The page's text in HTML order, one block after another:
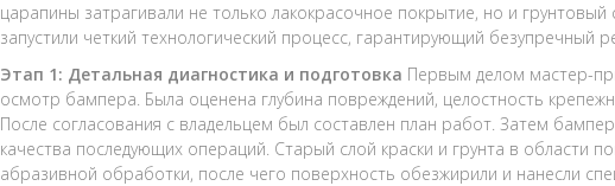
царапины затрагивали не только лакокрасочное покрытие, но и
запустили четкий технологический процесс, гарантирующий безупречный
Этап 1: Детальная диагностика и подготовка Первым делом мастер-
осмотр бампера. Была оценена глубина повреждений, целостность
После согласования с владельцем был составлен план работ. Затем
качества последующих операций. Старый слой краски и грунта в области
абразивной обработки, после чего поверхность обезжирили и нанесли